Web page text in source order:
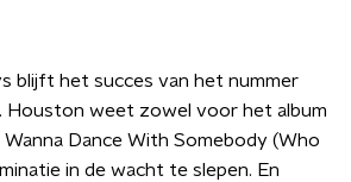
blijft het succes van het nummer
Houston weet zowel voor het album
Wanna Dance With Somebody (Who
in de wacht te slepen. En